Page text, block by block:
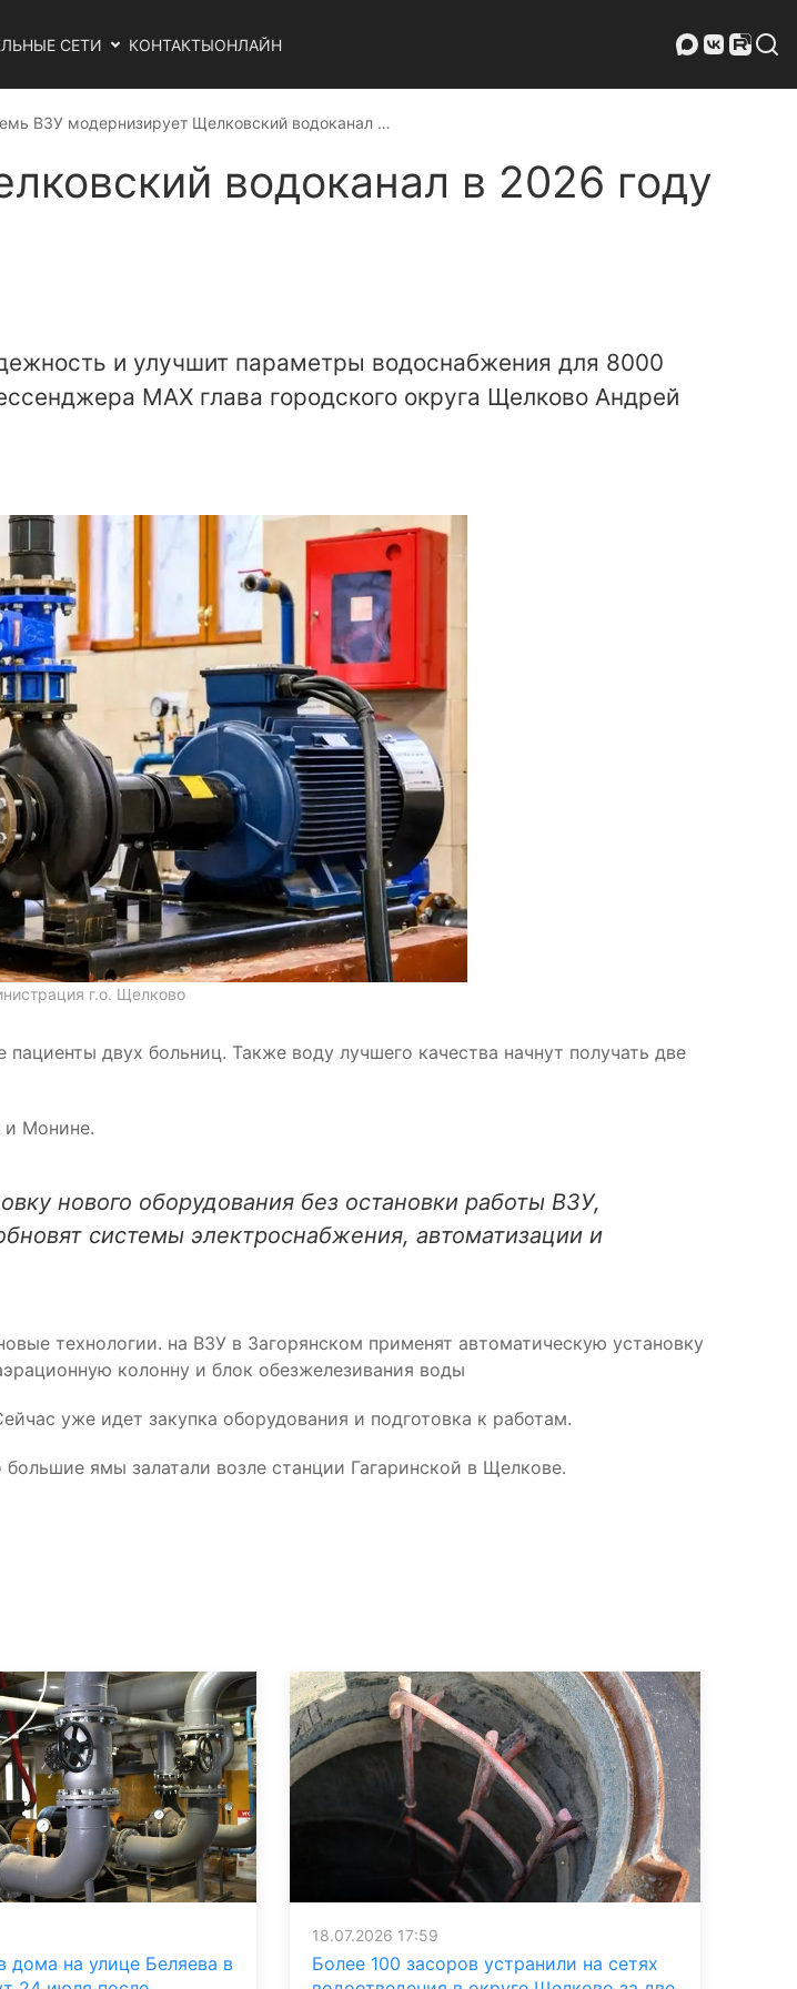
СЕТИ КОНТАКТЫОНЛАЙН
ВЗУ модернизирует Щелковский водоканал …
водоканал в 2026 году
и улучшит параметры водоснабжения для 8000
МАХ глава городского округа Щелково Андрей
г.о. Щелково
двух больниц. Также воду лучшего качества начнут получать две
и Монине.
нового оборудования без остановки работы ВЗУ,
системы электроснабжения, автоматизации и
технологии. на ВЗУ в Загорянском применят автоматическую установку
колонну и блок обезжелезивания воды
уже идет закупка оборудования и подготовка к работам.
большие ямы залатали возле станции Гагаринской в Щелкове.
дома на улице Беляева в
18.07.2026 17:59
Более 100 засоров устранили на сетях